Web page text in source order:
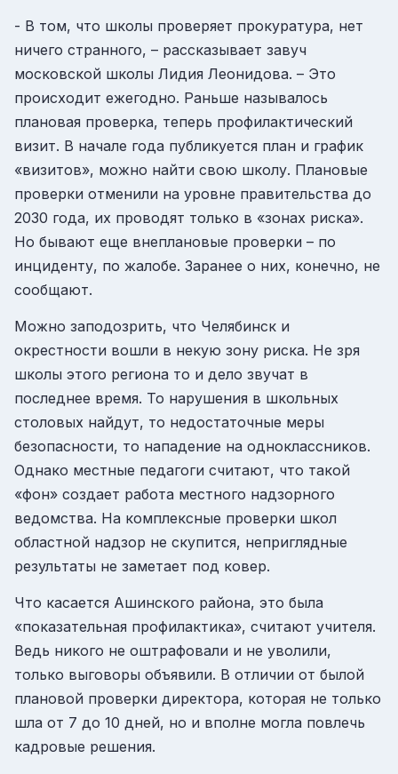
- В том, что школы проверяет прокуратура, нет
ничего странного, – рассказывает завуч
московской школы Лидия Леонидова. – Это
происходит ежегодно. Раньше называлось
плановая проверка, теперь профилактический
визит. В начале года публикуется план и график
«визитов», можно найти свою школу. Плановые
проверки отменили на уровне правительства до
2030 года, их проводят только в «зонах риска».
Но бывают еще внеплановые проверки – по
инциденту, по жалобе. Заранее о них, конечно, не
сообщают.
Можно заподозрить, что Челябинск и
окрестности вошли в некую зону риска. Не зря
школы этого региона то и дело звучат в
последнее время. То нарушения в школьных
столовых найдут, то недостаточные меры
безопасности, то нападение на одноклассников.
Однако местные педагоги считают, что такой
«фон» создает работа местного надзорного
ведомства. На комплексные проверки школ
областной надзор не скупится, неприглядные
результаты не заметает под ковер.
Что касается Ашинского района, это была
«показательная профилактика», считают учителя.
Ведь никого не оштрафовали и не уволили,
только выговоры объявили. В отличии от былой
плановой проверки директора, которая не только
шла от 7 до 10 дней, но и вполне могла повлечь
кадровые решения.